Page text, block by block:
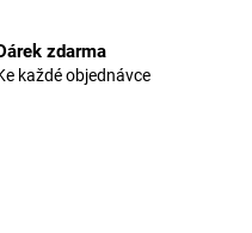
zdarma
každé objednávce